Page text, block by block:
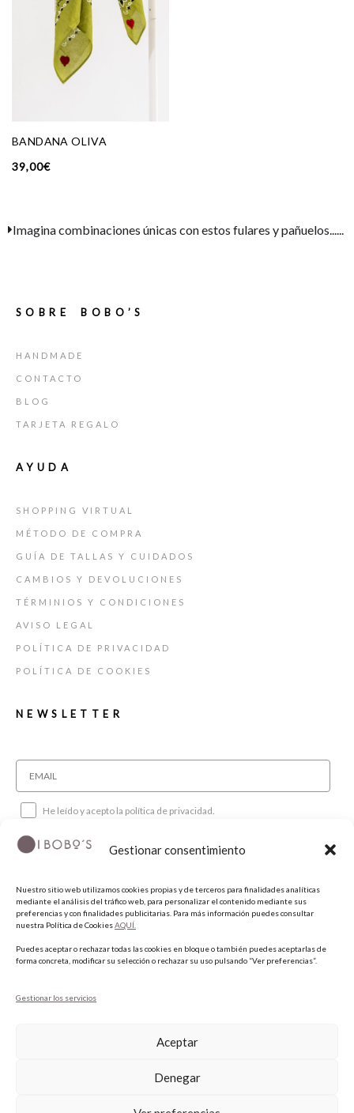
Gestionar consentimiento
Nuestro sitio web utilizamos cookies propias y de terceros para finalidades analíticas
mediante el análisis del tráfico web, para personalizar el contenido mediante sus
preferencias y con finalidades publicitarias. Para más información puedes consultar
nuestra Política de CookiesAQUÍ.
Puedes aceptar o rechazar todas las cookies en bloque o también puedes aceptarlas de
forma concreta, modificar su selección o rechazar su uso pulsando “Ver preferencias”.
Gestionar los servicios
Aceptar
Denegar
BANDANA OLIVA
39,00€
Imagina combinaciones únicas con estos fulares y pañuelos......
SOBRE BOBO’S
HANDMADE
CONTACTO
BLOG
TARJETA REGALO
AYUDA
SHOPPING VIRTUAL
MÉTODO DE COMPRA
GUÍA DE TALLAS Y CUIDADOS
CAMBIOS Y DEVOLUCIONES
TÉRMINIOS Y CONDICIONES
AVISO LEGAL
POLÍTICA DE PRIVACIDAD
POLÍTICA DE COOKIES
NEWSLETTER
He leído y acepto la política de privacidad.
SUSCRIBIRME
SÍGUENOS
INSTAGRAM
PINTEREST